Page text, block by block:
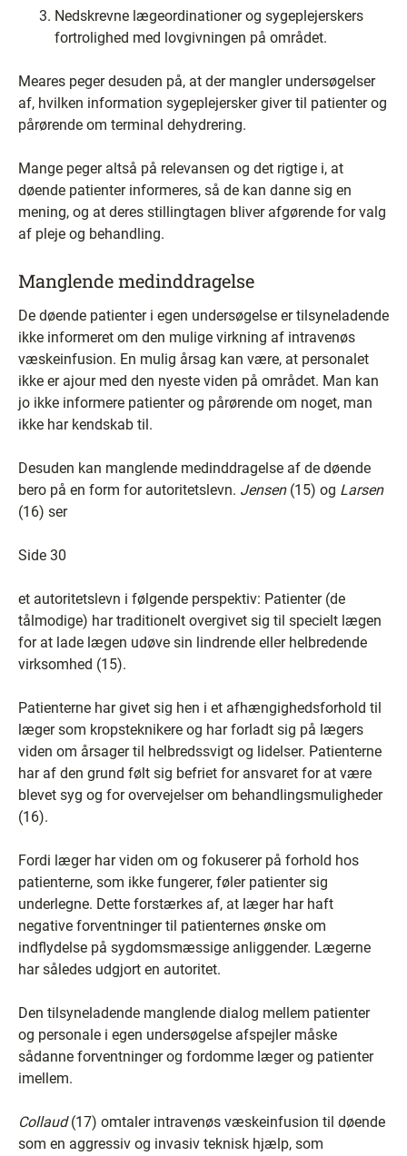
Nedskrevne lægeordinationer og sygeplejerskers
fortrolighed med lovgivningen på området.
Meares peger desuden på, at der mangler undersøgelser
af, hvilken information sygeplejersker giver til patienter og
pårørende om terminal dehydrering.
Mange peger altså på relevansen og det rigtige i, at
døende patienter informeres, så de kan danne sig en
mening, og at deres stillingtagen bliver afgørende for valg
af pleje og behandling.
Manglende medinddragelse
De døende patienter i egen undersøgelse er tilsyneladende
ikke informeret om den mulige virkning af intravenøs
væskeinfusion. En mulig årsag kan være, at personalet
ikke er ajour med den nyeste viden på området. Man kan
jo ikke informere patienter og pårørende om noget, man
ikke har kendskab til.
Desuden kan manglende medinddragelse af de døende
bero på en form for autoritetslevn. Jensen(15) og Larsen
(16) ser
Side 30
et autoritetslevn i følgende perspektiv: Patienter (de
tålmodige) har traditionelt overgivet sig til specielt lægen
for at lade lægen udøve sin lindrende eller helbredende
virksomhed (15).
Patienterne har givet sig hen i et afhængighedsforhold til
læger som kropsteknikere og har forladt sig på lægers
viden om årsager til helbredssvigt og lidelser. Patienterne
har af den grund følt sig befriet for ansvaret for at være
blevet syg og for overvejelser om behandlingsmuligheder
(16).
Fordi læger har viden om og fokuserer på forhold hos
patienterne, som ikke fungerer, føler patienter sig
underlegne. Dette forstærkes af, at læger har haft
negative forventninger til patienternes ønske om
indflydelse på sygdomsmæssige anliggender. Lægerne
har således udgjort en autoritet.
Den tilsyneladende manglende dialog mellem patienter
og personale i egen undersøgelse afspejler måske
sådanne forventninger og fordomme læger og patienter
imellem.
Collaud(17) omtaler intravenøs væskeinfusion til døende
som en aggressiv og invasiv teknisk hjælp, som